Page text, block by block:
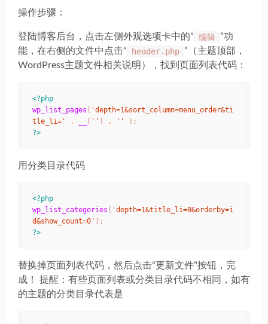
操作步骤：
登陆博客后台，点击左侧外观选项卡中的“ 编辑
”功
能，在右侧的文件中点击“
header.php ”（主题顶部，
WordPress主题文件相关说明），找到页面列表代码：
<?php
wp_list_pages ( 'depth=1&sort_column=menu_order&ti
tle_li='
. ( '' ) . ''
);
?>
用分类目录代码
<?php
wp_list_categories ( 'depth=1&title_li=0&orderby=i
d&show_count=0' );
?>
替换掉页面列表代码，然后点击“更新文件”按钮，完
成！ 提醒：有些页面列表或分类目录代码不相同，如有
的主题的分类目录代表是